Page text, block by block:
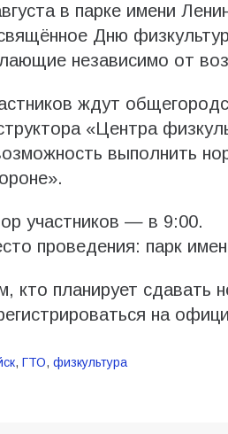
в парке имени
Дню
независимо от
ждут
«Центра
выполнить
участников — в 9:00.
проведения: парк
кто планирует сдавать
на
, ГТО, физкультура